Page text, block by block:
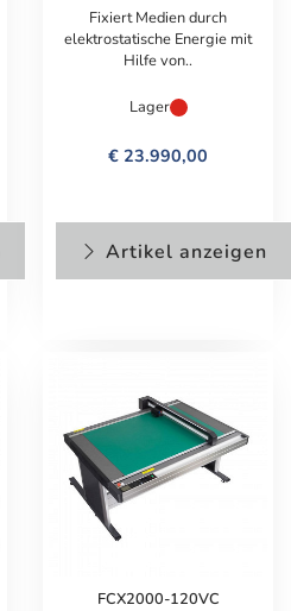
Fixiert Medien durch
elektrostatische Energie mit
Hilfe von..
Lager
€ 23.990,00
Artikel anzeigen
FCX2000-120VC